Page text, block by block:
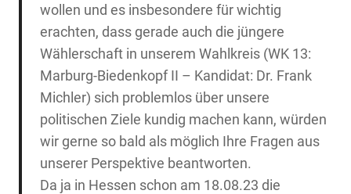
wollen und es insbesondere für wichtig
erachten, dass gerade auch die jüngere
Wählerschaft in unserem Wahlkreis (WK 13:
Marburg-Biedenkopf II – Kandidat: Dr. Frank
Michler) sich problemlos über unsere
politischen Ziele kundig machen kann, würden
wir gerne so bald als möglich Ihre Fragen aus
unserer Perspektive beantworten.
Da ja in Hessen schon am 18.08.23 die